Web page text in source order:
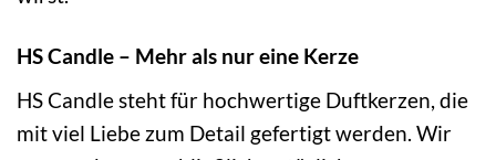
HS Candle – Mehr als nur eine Kerze
HS Candle steht für hochwertige Duftkerzen, die
mit viel Liebe zum Detail gefertigt werden. Wir